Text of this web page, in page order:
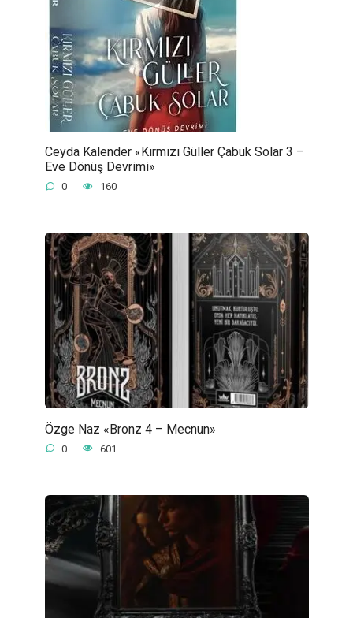
Ceyda Kalender «Kırmızı Güller Çabuk Solar 3 –
Eve Dönüş Devrimi»
0 160
Özge Naz «Bronz 4 – Mecnun»
0 601